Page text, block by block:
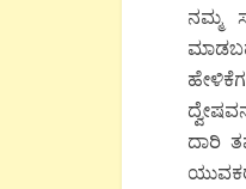
ನಮ್ಮ
ದಾರಿ